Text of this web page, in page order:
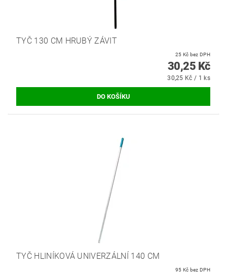
TYČ 130 CM HRUBÝ ZÁVIT
25 Kč bez DPH
30,25 Kč
30,25 Kč / 1 ks
TYČ HLINÍKOVÁ UNIVERZÁLNÍ 140 CM
95 Kč bez DPH